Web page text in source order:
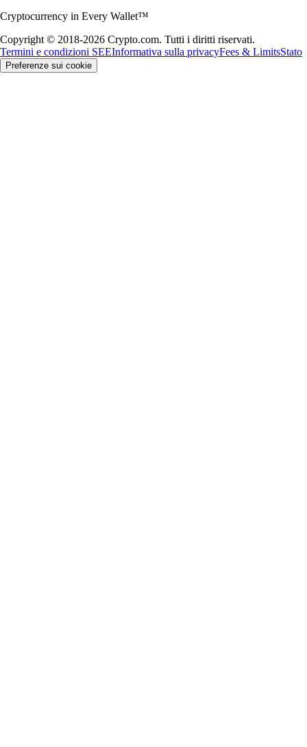
Cryptocurrency in Every Wallet™
Copyright © 2018-2026 Crypto.com. Tutti i diritti riservati.
Termini e condizioni SEEInformativa sulla privacyFees & LimitsStato
Preferenze sui cookie